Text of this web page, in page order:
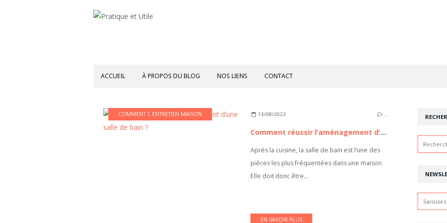
ACCUEIL À PROPOS DU BLOG NOS LIENS CONTACT
COMMENT ?, ENTRETIEN MAISON 13/08/2023 …
Comment réussir l’aménagement d’une salle de bain ?
Après la cuisine, la salle de bain est l’une des
pièces les plus fréquentées dans une maison.
Elle doit donc être...
EN SAVOIR PLUS